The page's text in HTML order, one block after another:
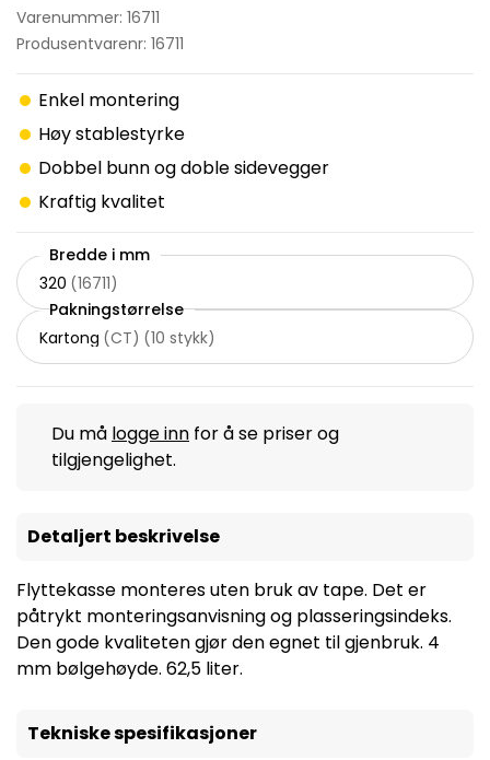
Varenummer: 16711
Produsentvarenr: 16711
Enkel montering
Høy stablestyrke
Dobbel bunn og doble sidevegger
Kraftig kvalitet
Bredde i mm
320 (16711)
Pakningstørrelse
Kartong (CT) (10 stykk)
Du må logge inn for å se priser og
tilgjengelighet.
Detaljert beskrivelse
Flyttekasse monteres uten bruk av tape. Det er
påtrykt monteringsanvisning og plasseringsindeks.
Den gode kvaliteten gjør den egnet til gjenbruk. 4
mm bølgehøyde. 62,5 liter.
Tekniske spesifikasjoner